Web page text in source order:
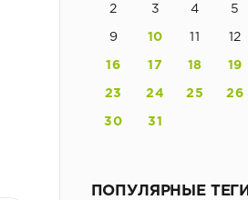
2 3 4 5
9 10 11 12
16 17 18 19
23 24 25 26
30 31
ПОПУЛЯРНЫЕ ТЕГИ